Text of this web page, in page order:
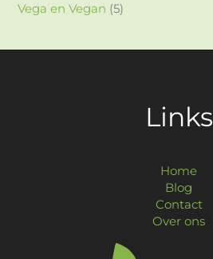
Vega en Vegan (5)
Links
Home
Blog
Contact
Over ons